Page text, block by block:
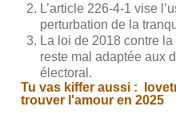
L’article 226-4-1 vise
perturbation de la
La loi de 2018 contre
reste mal adaptée aux
électoral.
Tu vas kiffer aussi :
trouver l'amour en 2025